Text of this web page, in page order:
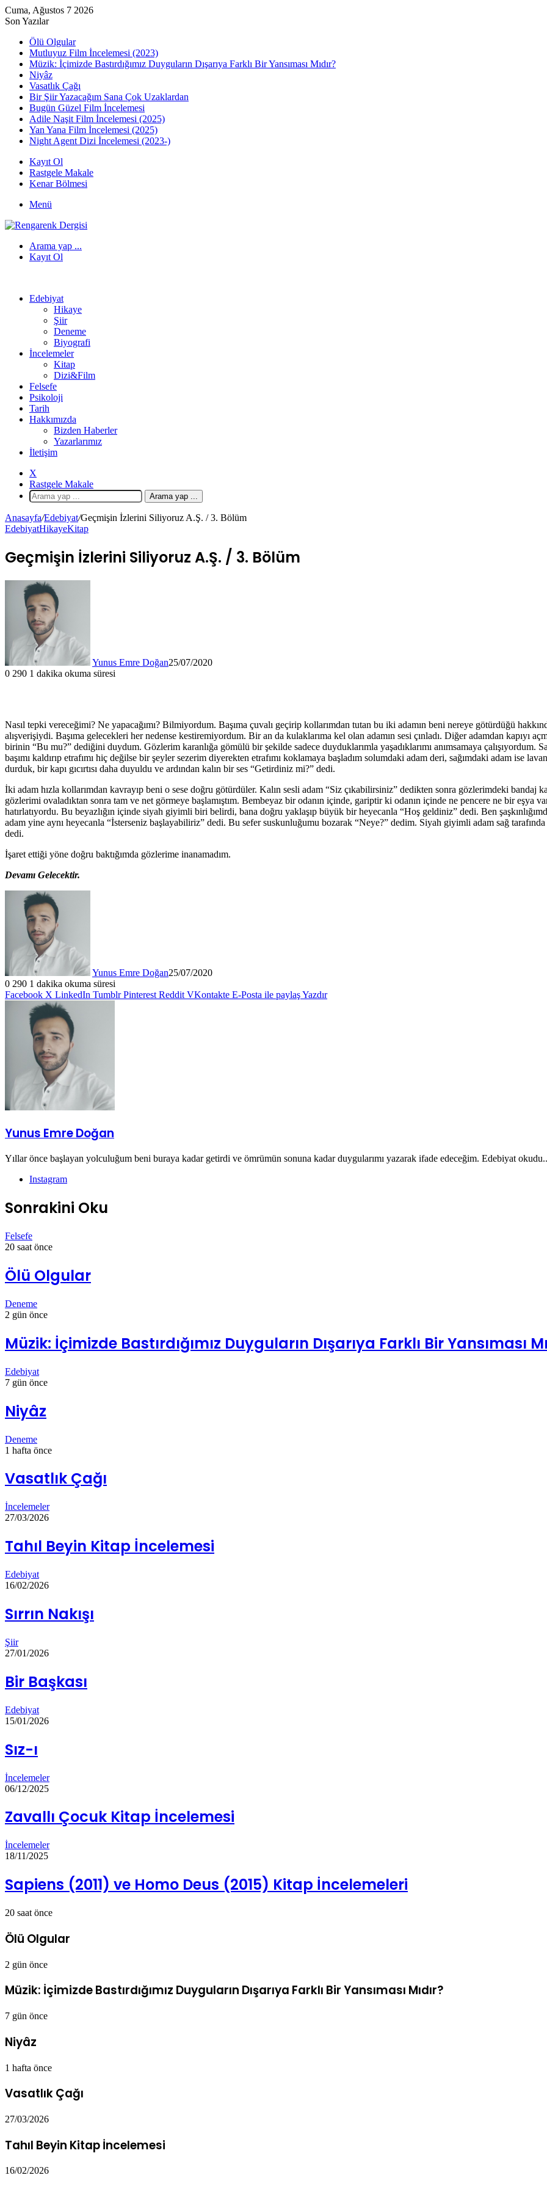
Cuma, Ağustos 7 2026
Son Yazılar
Ölü Olgular
Mutluyuz Film İncelemesi (2023)
Müzik: İçimizde Bastırdığımız Duyguların Dışarıya Farklı Bir Yansıması Mıdır?
Niyâz
Vasatlık Çağı
Bir Şiir Yazacağım Sana Çok Uzaklardan
Bugün Güzel Film İncelemesi
Adile Naşit Film İncelemesi (2025)
Yan Yana Film İncelemesi (2025)
Night Agent Dizi İncelemesi (2023-)
Kayıt Ol
Rastgele Makale
Kenar Bölmesi
Menü
Arama yap ...
Kayıt Ol
Edebiyat
Hikaye
Şiir
Deneme
Biyografi
İncelemeler
Kitap
Dizi&Film
Felsefe
Psikoloji
Tarih
Hakkımızda
Bizden Haberler
Yazarlarımız
İletişim
X
Rastgele Makale
Arama yap ...
Anasayfa/Edebiyat/Geçmişin İzlerini Siliyoruz A.Ş. / 3. Bölüm
EdebiyatHikayeKitap
Geçmişin İzlerini Siliyoruz A.Ş. / 3. Bölüm
Yunus Emre Doğan25/07/2020
0 290 1 dakika okuma süresi
Nasıl tepki vereceğimi? Ne yapacağımı? Bilmiyordum. Başıma çuvalı geçirip kollarımdan tutan bu iki adamın beni nereye götürdüğü
alışverişiydi. Başıma gelecekleri her nedense kestiremiyordum. Bir an da kulaklarıma kel olan adamın sesi çınladı. Diğer adamdan kapıyı
birinin “Bu mu?” dediğini duydum. Gözlerim karanlığa gömülü bir şekilde sadece duyduklarımla yaşadıklarımı anımsamaya çalışıyordum.
başımı kaldırıp etrafımı hiç değilse bir şeyler sezerim diyerekten etrafımı koklamaya başladım solumdaki adam deri, sağımdaki adam ise
durduk, bir kapı gıcırtısı daha duyuldu ve ardından kalın bir ses “Getirdiniz mi?” dedi.
İki adam hızla kollarımdan kavrayıp beni o sese doğru götürdüler. Kalın sesli adam “Siz çıkabilirsiniz” dedikten sonra gözlerimdeki bandaj
gözlerimi ovaladıktan sonra tam ve net görmeye başlamıştım. Bembeyaz bir odanın içinde, gariptir ki odanın içinde ne pencere ne bir eşya
hatırlatıyordu. Bu beyazlığın içinde siyah giyimli biri belirdi, bana doğru yaklaşıp büyük bir heyecanla “Hoş geldiniz” dedi. Ben
adam yine aynı heyecanla “İsterseniz başlayabiliriz” dedi. Bu sefer suskunluğumu bozarak “Neye?” dedim. Siyah giyimli adam sağ
dedi.
İşaret ettiği yöne doğru baktığımda gözlerime inanamadım.
Devamı Gelecektir.
Yunus Emre Doğan25/07/2020
0 290 1 dakika okuma süresi
Facebook X LinkedIn Tumblr Pinterest Reddit VKontakte E-Posta ile paylaşYazdır
Yunus Emre Doğan
Yıllar önce başlayan yolculuğum beni buraya kadar getirdi ve ömrümün sonuna kadar duygularımı yazarak ifade edeceğim. Edebiyat
Instagram
Sonrakini Oku
Felsefe
20 saat önce
Ölü Olgular
Deneme
2 gün önce
Müzik: İçimizde Bastırdığımız Duyguların Dışarıya Farklı Bir Yansıması
Edebiyat
7 gün önce
Niyâz
Deneme
1 hafta önce
Vasatlık Çağı
İncelemeler
27/03/2026
Tahıl Beyin Kitap İncelemesi
Edebiyat
16/02/2026
Sırrın Nakışı
Şiir
27/01/2026
Bir Başkası
Edebiyat
15/01/2026
Sız-ı
İncelemeler
06/12/2025
Zavallı Çocuk Kitap İncelemesi
İncelemeler
18/11/2025
Sapiens (2011) ve Homo Deus (2015) Kitap İncelemeleri
20 saat önce
Ölü Olgular
2 gün önce
Müzik: İçimizde Bastırdığımız Duyguların Dışarıya Farklı Bir Yansıması Mıdır?
7 gün önce
Niyâz
1 hafta önce
Vasatlık Çağı
27/03/2026
Tahıl Beyin Kitap İncelemesi
16/02/2026